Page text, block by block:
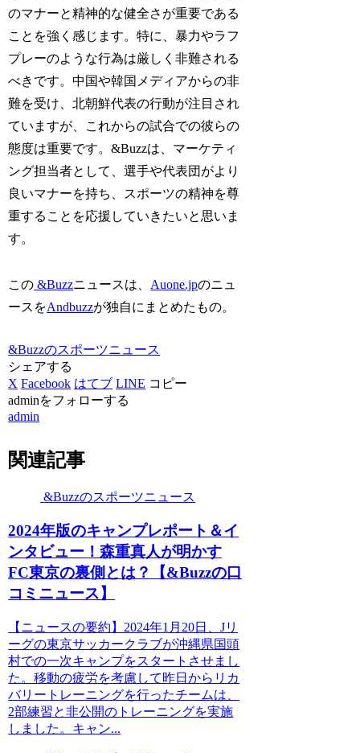
のマナーと精神的な健全さが重要である
ことを強く感じます。特に、暴力やラフ
プレーのような行為は厳しく非難される
べきです。中国や韓国メディアからの非
難を受け、北朝鮮代表の行動が注目され
ていますが、これからの試合での彼らの
態度は重要です。&Buzzは、マーケティ
ング担当者として、選手や代表団がより
良いマナーを持ち、スポーツの精神を尊
重することを応援していきたいと思いま
す。
この &Buzzニュースは、 Auone.jpのニュ
ースをAndbuzzが独自にまとめたもの。
&Buzzのスポーツニュース
シェアする
X Facebook はてブ LINE コピー
adminをフォローする
admin
関連記事
&Buzzのスポーツニュース
2024年版のキャンプレポート＆イ
ンタビュー！森重真人が明かす
FC東京の裏側とは？【&Buzzの口
コミニュース】
【ニュースの要約】2024年1月20日、Jリ
ーグの東京サッカークラブが沖縄県国頭
村での一次キャンプをスタートさせまし
た。移動の疲労を考慮して昨日からリカ
バリートレーニングを行ったチームは、
2部練習と非公開のトレーニングを実施
しました。キャン...